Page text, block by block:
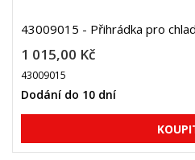
43009015 - Přihrádka pro
1 015,00 Kč
43009015
Dodání do 10 dní